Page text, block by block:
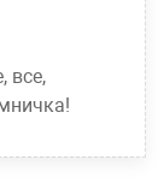
все,